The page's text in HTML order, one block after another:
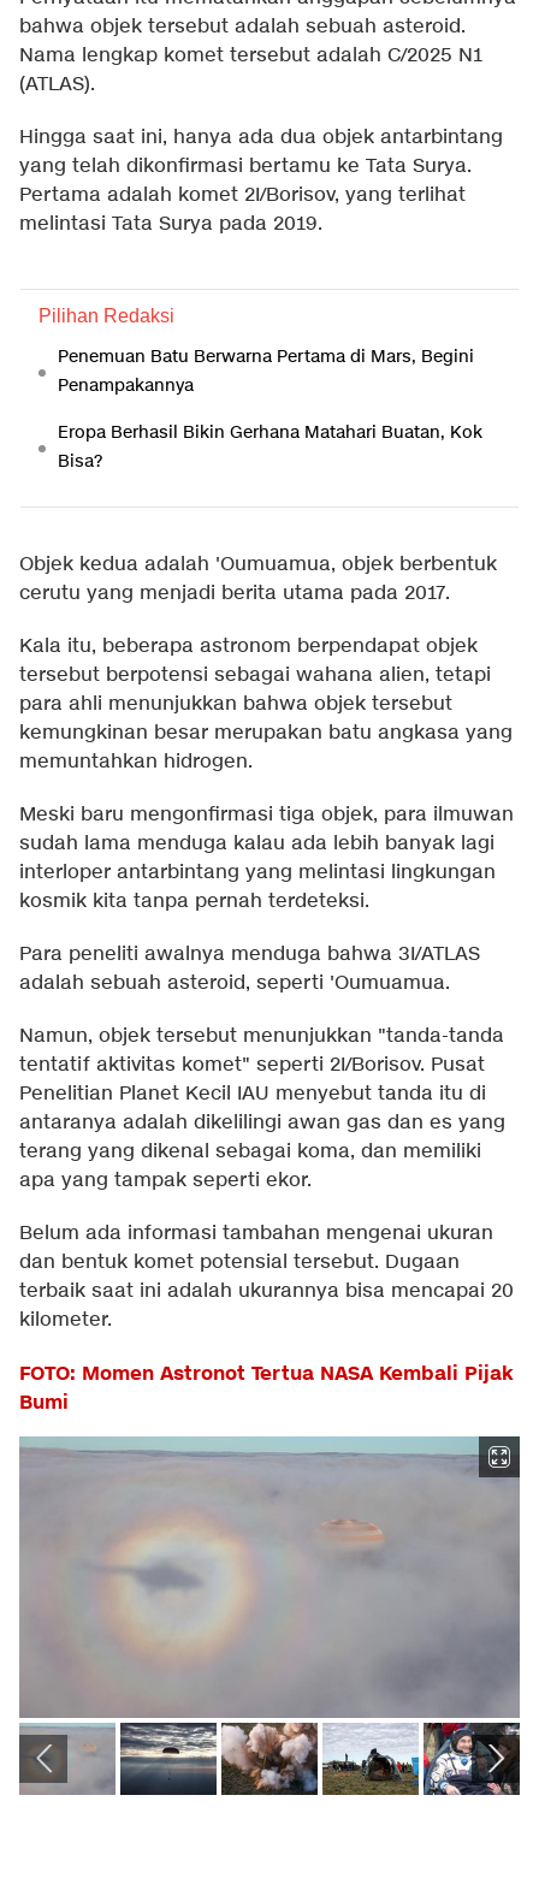
bahwa objek tersebut adalah sebuah asteroid.
Nama lengkap komet tersebut adalah C/2025 N1
(ATLAS).
Hingga saat ini, hanya ada dua objek antarbintang
yang telah dikonfirmasi bertamu ke Tata Surya.
Pertama adalah komet 2I/Borisov, yang terlihat
melintasi Tata Surya pada 2019.
Pilihan Redaksi
Penemuan Batu Berwarna Pertama di Mars, Begini
Penampakannya
Eropa Berhasil Bikin Gerhana Matahari Buatan, Kok
Bisa?
Objek kedua adalah 'Oumuamua, objek berbentuk
cerutu yang menjadi berita utama pada 2017.
Kala itu, beberapa astronom berpendapat objek
tersebut berpotensi sebagai wahana alien, tetapi
para ahli menunjukkan bahwa objek tersebut
kemungkinan besar merupakan batu angkasa yang
memuntahkan hidrogen.
Meski baru mengonfirmasi tiga objek, para ilmuwan
sudah lama menduga kalau ada lebih banyak lagi
interloper antarbintang yang melintasi lingkungan
kosmik kita tanpa pernah terdeteksi.
Para peneliti awalnya menduga bahwa 3I/ATLAS
adalah sebuah asteroid, seperti 'Oumuamua.
Namun, objek tersebut menunjukkan "tanda-tanda
tentatif aktivitas komet" seperti 2I/Borisov. Pusat
Penelitian Planet Kecil IAU menyebut tanda itu di
antaranya adalah dikelilingi awan gas dan es yang
terang yang dikenal sebagai koma, dan memiliki
apa yang tampak seperti ekor.
Belum ada informasi tambahan mengenai ukuran
dan bentuk komet potensial tersebut. Dugaan
terbaik saat ini adalah ukurannya bisa mencapai 20
kilometer.
FOTO: Momen Astronot Tertua NASA Kembali Pijak
Bumi